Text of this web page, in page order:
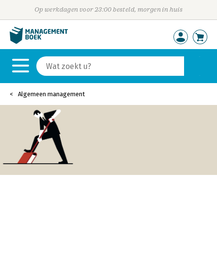
Op werkdagen voor 23:00 besteld, morgen in huis
Algemeen management